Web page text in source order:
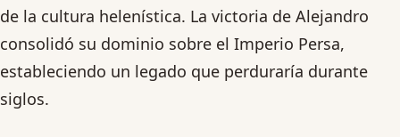
de la cultura helenística. La victoria de Alejandro
consolidó su dominio sobre el Imperio Persa,
estableciendo un legado que perduraría durante
siglos.